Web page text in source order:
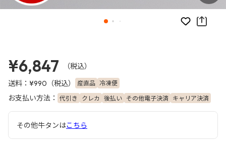
お気に入り
¥6,847
（税込）
送料： ¥990 （税込） 産直品 冷凍便
お支払い方法： 代引き クレカ 後払い その他電子決済 キャリア決済
その他牛タンはこちら